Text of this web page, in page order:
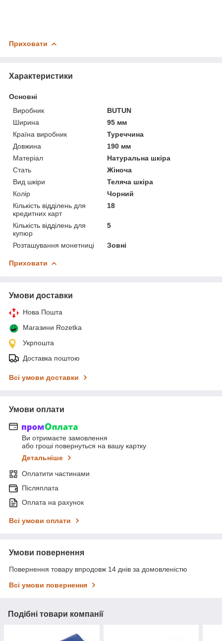
Приховати
Характеристики
Основні
Виробник
BUTUN
Ширина
95 мм
Країна виробник
Туреччина
Довжина
190 мм
Матеріал
Натуральна шкіра
Стать
Жіноча
Вид шкіри
Теляча шкіра
Колір
Чорний
Кількість відділень для
кредитних карт
18
Кількість відділень для
купюр
5
Розташування монетниці Зовні
Приховати
Умови доставки
Нова Пошта
Магазини Rozetka
Укрпошта
Доставка поштою
Всі умови доставки
Умови оплати
Ви отримаєте замовлення
або гроші повернуться на вашу картку
Детальніше
Оплатити частинами
Післяплата
Оплата на рахунок
Всі умови оплати
Умови повернення
Повернення товару впродовж 14 днів за домовленістю
Всі умови повернення
Подібні товари компанії